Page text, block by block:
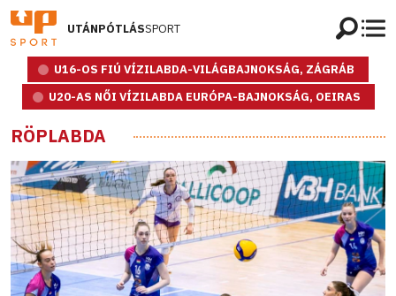
UTÁNPÓTLÁSSPORT
U16-OS FIÚ VÍZILABDA-VILÁGBAJNOKSÁG, ZÁGRÁB
U20-AS NŐI VÍZILABDA EURÓPA-BAJNOKSÁG, OEIRAS
RÖPLABDA